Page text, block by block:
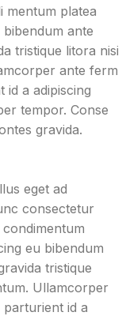
mentum platea
ante
tristique litora nisi
ante ferm
id a adipiscing
tempor. Conse
gravida.
eget ad
consectetur
eu bibendum
tristique
Ullamcorper
id a